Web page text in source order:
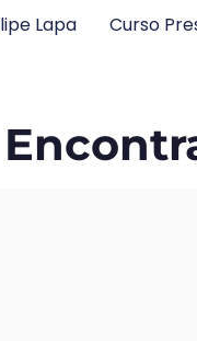
Lapa Curso